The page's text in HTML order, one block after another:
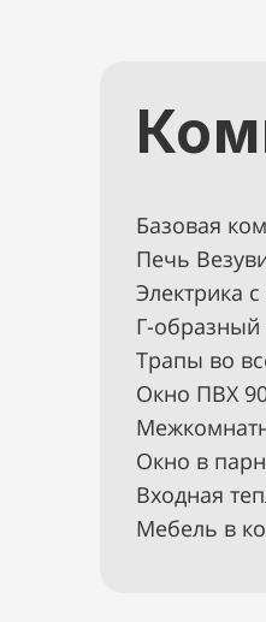
Базовая
Печь
Электрика
Г-
Трапы во
Окно ПВХ
Окно в
Входная
Мебель в